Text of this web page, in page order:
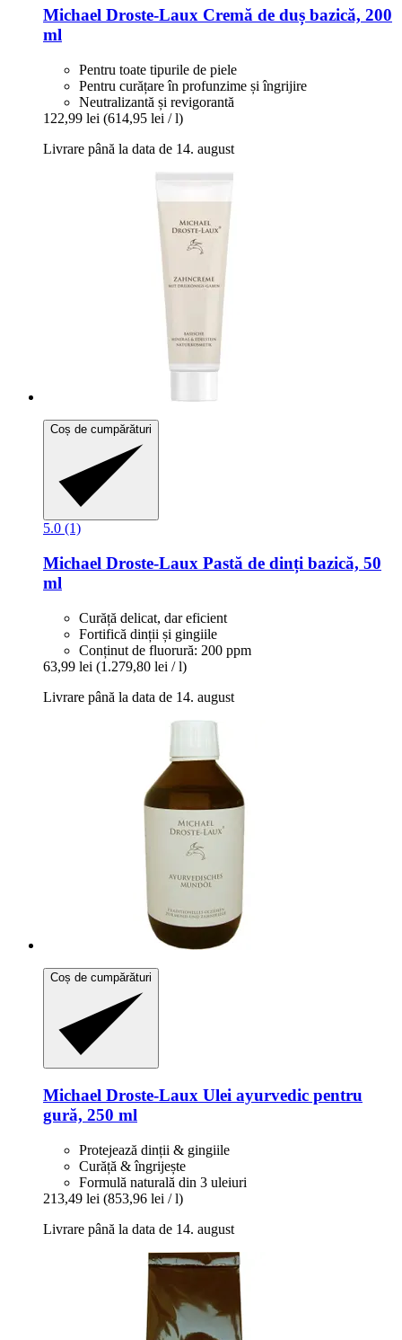
Michael Droste-Laux Cremă de duș bazică, 200
ml
Pentru toate tipurile de piele
Pentru curățare în profunzime și îngrijire
Neutralizantă și revigorantă
122,99 lei (614,95 lei / l)
Livrare până la data de 14. august
Coș de cumpărături
5.0 (1)
Michael Droste-Laux Pastă de dinți bazică, 50
ml
Curăță delicat, dar eficient
Fortifică dinții și gingiile
Conținut de fluorură: 200 ppm
63,99 lei (1.279,80 lei / l)
Livrare până la data de 14. august
Coș de cumpărături
Michael Droste-Laux Ulei ayurvedic pentru
gură, 250 ml
Protejează dinții & gingiile
Curăță & îngrijește
Formulă naturală din 3 uleiuri
213,49 lei (853,96 lei / l)
Livrare până la data de 14. august